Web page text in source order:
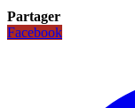
Partager
Facebook